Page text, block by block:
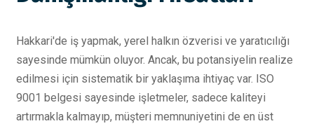
Hakkari'de iş yapmak, yerel halkın özverisi ve yaratıcılığı
sayesinde mümkün oluyor. Ancak, bu potansiyelin realize
edilmesi için sistematik bir yaklaşıma ihtiyaç var. ISO
9001 belgesi sayesinde işletmeler, sadece kaliteyi
artırmakla kalmayıp, müşteri memnuniyetini de en üst